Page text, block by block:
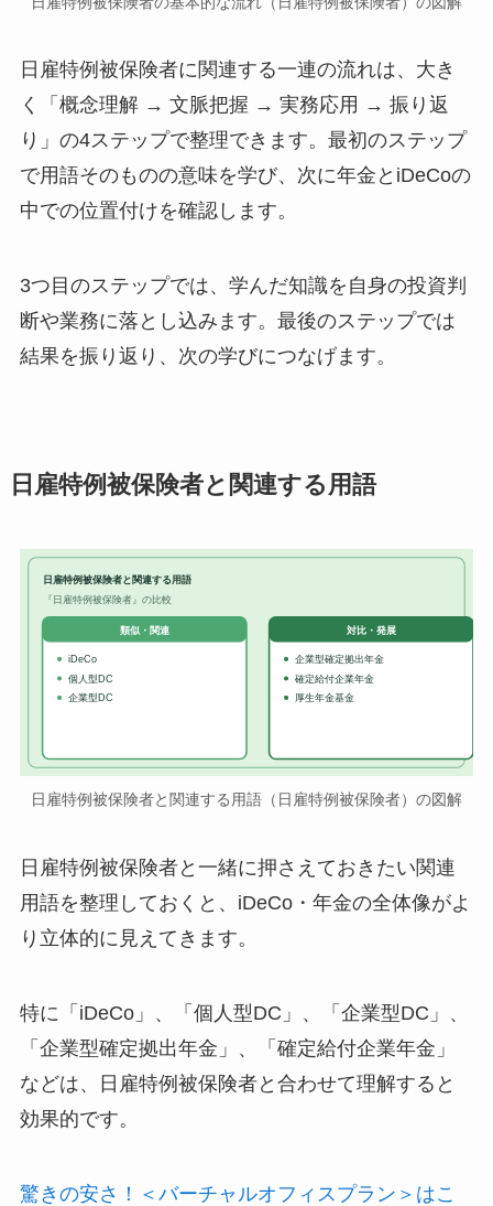
日雇特例被保険者に関連する一連の流れは、大き
く「概念理解 → 文脈把握 → 実務応用 → 振り返
り」の4ステップで整理できます。最初のステップ
で用語そのものの意味を学び、次に年金とiDeCoの
中での位置付けを確認します。
3つ目のステップでは、学んだ知識を自身の投資判
断や業務に落とし込みます。最後のステップでは
結果を振り返り、次の学びにつなげます。
日雇特例被保険者と関連する用語
日雇特例被保険者と関連する用語
『日雇特例被保険者』の比較
類似・関連
iDeCo
個人型DC
企業型DC
対比・発展
企業型確定拠出年金
確定給付企業年金
厚生年金基金
日雇特例被保険者と関連する用語（日雇特例被保険者）の図解
日雇特例被保険者と一緒に押さえておきたい関連
用語を整理しておくと、iDeCo・年金の全体像がよ
り立体的に見えてきます。
特に「iDeCo」、「個人型DC」、「企業型DC」、
「企業型確定拠出年金」、「確定給付企業年金」
などは、日雇特例被保険者と合わせて理解すると
効果的です。
驚きの安さ！＜バーチャルオフィスプラン＞はこ